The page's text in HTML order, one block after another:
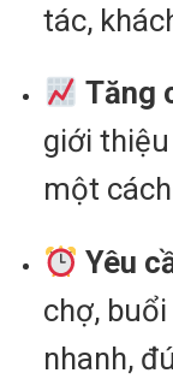
tác,
Tăng
giới
một
Yêu
chợ,
nhanh,